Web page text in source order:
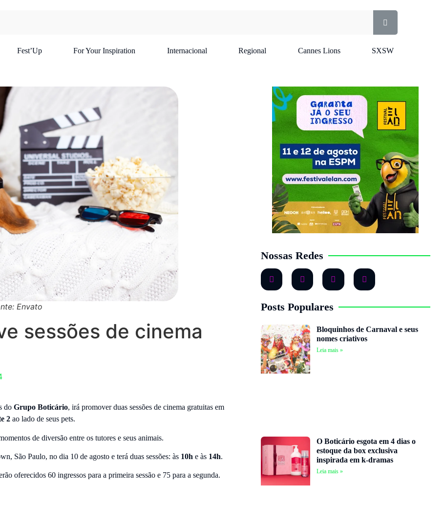
Fest’Up For Your Inspiration Internacional Regional Cannes Lions SXSW
Envato
sessões de cinema
do Grupo Boticário, irá promover duas sessões de cinema gratuitas em
2 ao lado de seus pets.
de diversão entre os tutores e seus animais.
São Paulo, no dia 10 de agosto e terá duas sessões: às 10h e às 14h.
oferecidos 60 ingressos para a primeira sessão e 75 para a segunda.
Nossas Redes
Posts Populares
Bloquinhos de Carnaval e seus
nomes criativos
Leia mais »
O Boticário esgota em 4 dias o
estoque da box exclusiva
inspirada em k-dramas
Leia mais »